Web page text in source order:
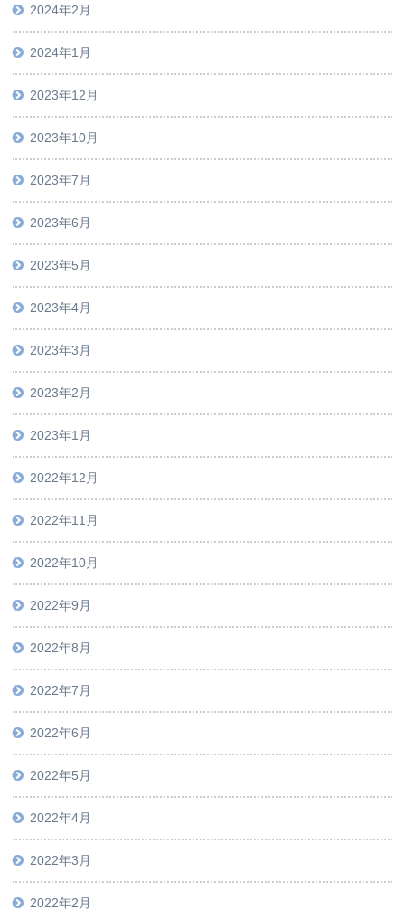
2024年2月
2024年1月
2023年12月
2023年10月
2023年7月
2023年6月
2023年5月
2023年4月
2023年3月
2023年2月
2023年1月
2022年12月
2022年11月
2022年10月
2022年9月
2022年8月
2022年7月
2022年6月
2022年5月
2022年4月
2022年3月
2022年2月